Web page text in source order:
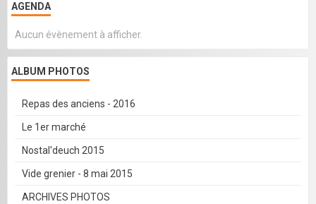
AGENDA
Aucun évènement à afficher.
ALBUM PHOTOS
Repas des anciens - 2016
Le 1er marché
Nostal'deuch 2015
Vide grenier - 8 mai 2015
ARCHIVES PHOTOS